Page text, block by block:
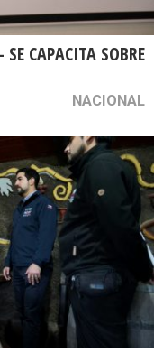
CAPACITA SOBRE
NACIONAL